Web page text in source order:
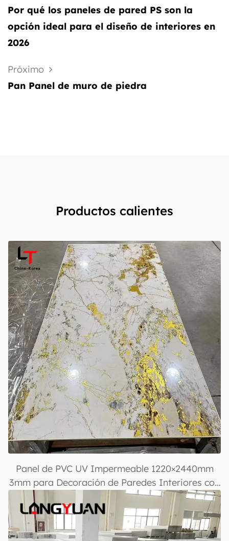
Por qué los paneles de pared PS son la
opción ideal para el diseño de interiores en
2026
Próximo
Pan Panel de muro de piedra
Productos calientes
Panel de PVC UV Impermeable 1220×2440mm
3mm para Decoración de Paredes Interiores con
Acabado Brillante para Diseño y Decoración de
Casas y Oficinas